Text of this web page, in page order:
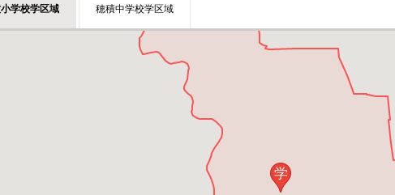
学校学区域 穂積中学校学区域
学